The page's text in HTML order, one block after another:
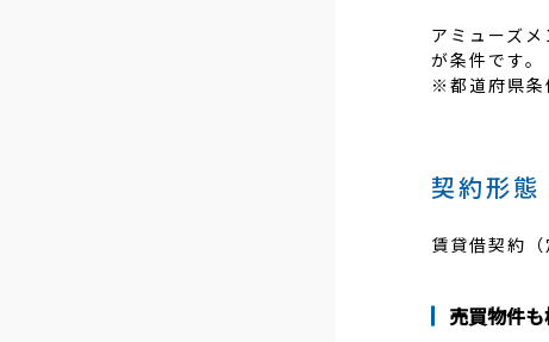
アミューズ
が条件です。
※都道府県条
契約形態
賃貸借契約
売買物件